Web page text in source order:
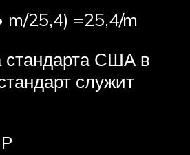
m/25,4) =25,4/m
стандарта США в
служит